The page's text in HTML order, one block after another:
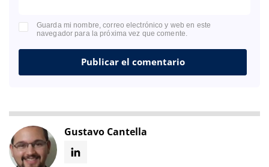
Guarda mi nombre, correo electrónico y web en este
navegador para la próxima vez que comente.
Gustavo Cantella